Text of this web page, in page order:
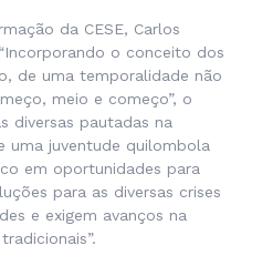
da CESE, Carlos
o conceito dos
de uma temporalidade não
meio e começo”, o
diversas pautadas na
uma juventude quilombola
em oportunidades para
para as diversas crises
e exigem avanços na